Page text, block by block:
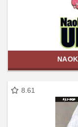
8.61